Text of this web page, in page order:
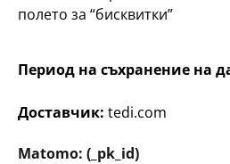
Комплект чаши за
Комплект от 4 бр., 230
мл, по
полето за “бисквитки”
Период на съхранение на
Доставчик: tedi.com
Matomo: (_pk_id)